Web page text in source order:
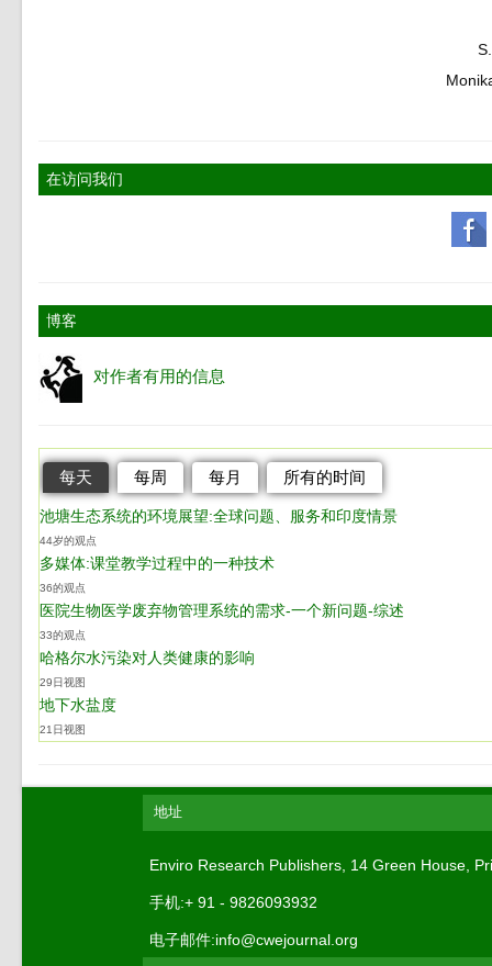
在访问我们
博客
对作者有用的信息
每天 每周 每月 所有的时间
池塘生态系统的环境展望:全球问题、服务和印度情景
44岁的观点
多媒体:课堂教学过程中的一种技术
36的观点
医院生物医学废弃物管理系统的需求-一个新问题-综述
33的观点
哈格尔水污染对人类健康的影响
29日视图
地下水盐度
21日视图
地址
Enviro Research Publishers, 14 Green House,
手机:+ 91 - 9826093932
电子邮件:info@cwejournal.org